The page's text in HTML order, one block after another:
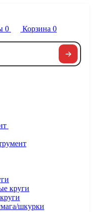
0 Корзина 0
круги
шкурки